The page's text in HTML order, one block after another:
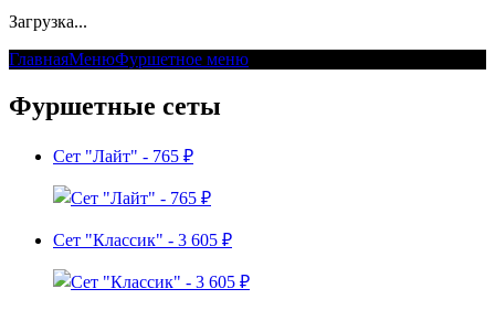
Загрузка...
ГлавнаяМенюФуршетное меню
Фуршетные сеты
Сет "Лайт" - 765 ₽
Сет "Классик" - 3 605 ₽